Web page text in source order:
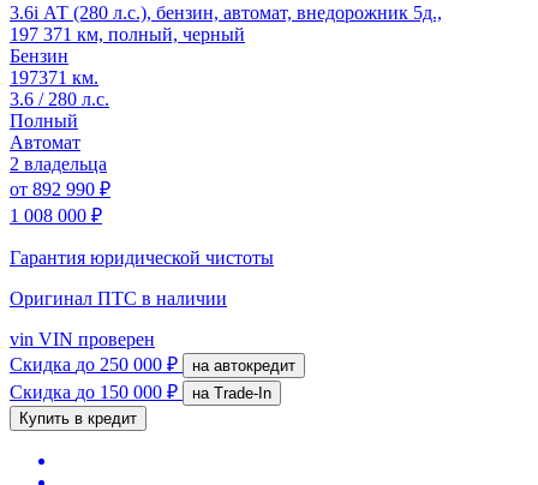
3.6i АТ (280 л.с.), бензин, автомат, внедорожник 5д.,
197 371 км, полный, черный
Бензин
197371 км.
3.6 / 280 л.с.
Полный
Автомат
2 владельца
от 892 990 ₽
1 008 000 ₽
Гарантия юридической чистоты
Оригинал ПТС в наличии
vin VIN проверен
Скидка до 250 000 ₽ на автокредит
Скидка до 150 000 ₽
на Trade-In
Купить в кредит